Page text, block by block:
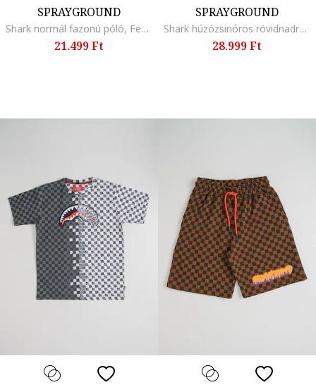
SPRAYGROUND
Shark normál fazonú póló, Fekete
21.499 Ft
SPRAYGROUND
Shark húzózsinóros rövidnadrág, Piros/Fekete
28.999 Ft